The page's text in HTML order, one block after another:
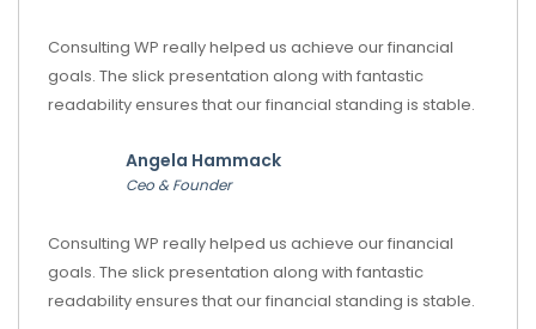
Consulting WP really helped us achieve our financial
goals. The slick presentation along with fantastic
readability ensures that our financial standing is stable.
Angela Hammack
Ceo & Founder
Consulting WP really helped us achieve our financial
goals. The slick presentation along with fantastic
readability ensures that our financial standing is stable.